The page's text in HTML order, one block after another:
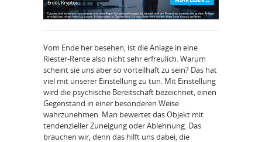
Vom Ende her besehen, ist die Anlage in eine
Riester-Rente also nicht sehr erfreulich. Warum
scheint sie uns aber so vorteilhaft zu sein? Das hat
viel mit unserer Einstellung zu tun. Mit Einstellung
wird die psychische Bereitschaft bezeichnet, einen
Gegenstand in einer besonderen Weise
wahrzunehmen. Man bewertet das Objekt mit
tendenzieller Zuneigung oder Ablehnung. Das
brauchen wir, denn das hilft uns dabei, die